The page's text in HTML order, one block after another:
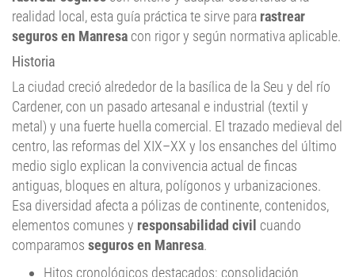
seguros en Manresacon rigor y según normativa aplicable.
Historia
La ciudad creció alrededor de la basílica de la Seu y del río
Cardener, con un pasado artesanal e industrial (textil y
metal) y una fuerte huella comercial. El trazado medieval del
centro, las reformas del XIX–XX y los ensanches del último
medio siglo explican la convivencia actual de fincas
antiguas, bloques en altura, polígonos y urbanizaciones.
Esa diversidad afecta a pólizas de continente, contenidos,
elementos comunes y responsabilidad civilcuando
comparamosseguros en Manresa.
Hitos cronológicos destacados: consolidación
medieval; auge manufacturero en los siglos XIX–XX;